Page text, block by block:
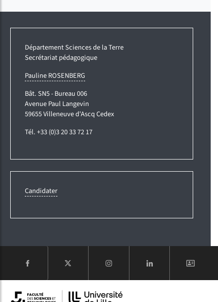
Département Sciences de la Terre
Secrétariat pédagogique
Pauline ROSENBERG
Bât. SN5 - Bureau 006
Avenue Paul Langevin
59655 Villeneuve d'Ascq Cedex
Tél. +33 (0)3 20 33 72 17
Candidater
COMPTE